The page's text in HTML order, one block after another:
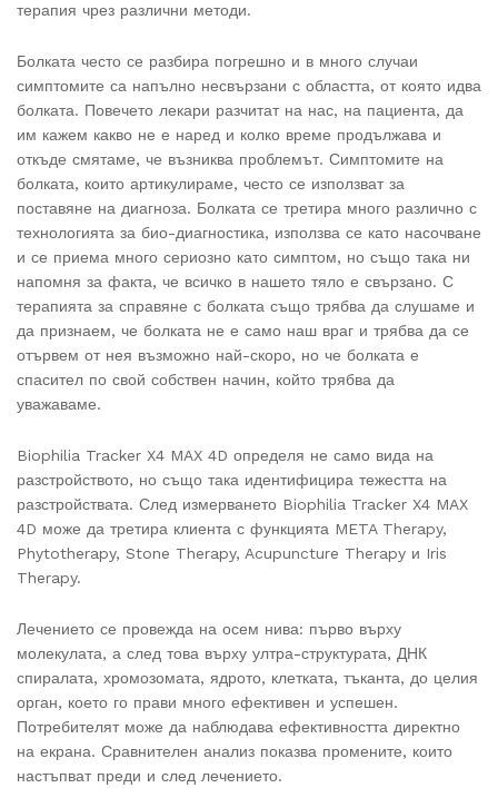
терапия чрез различни методи.
Болката често се разбира погрешно и в много случаи
симптомите са напълно несвързани с областта, от която идва
болката. Повечето лекари разчитат на нас, на пациента, да
им кажем какво не е наред и колко време продължава и
откъде смятаме, че възниква проблемът. Симптомите на
болката, които артикулираме, често се използват за
поставяне на диагноза. Болката се третира много различно с
технологията за био-диагностика, използва се като насочване
и се приема много сериозно като симптом, но също така ни
напомня за факта, че всичко в нашето тяло е свързано. С
терапията за справяне с болката също трябва да слушаме и
да признаем, че болката не е само наш враг и трябва да се
отървем от нея възможно най-скоро, но че болката е
спасител по свой собствен начин, който трябва да
уважаваме.
Biophilia Tracker X4 MAX 4D определя не само вида на
разстройството, но също така идентифицира тежестта на
разстройствата. След измерването Biophilia Tracker X4 MAX
4D може да третира клиента с функцията META Therapy,
Phytotherapy, Stone Therapy, Acupuncture Therapy и Iris
Therapy.
Лечението се провежда на осем нива: първо върху
молекулата, а след това върху ултра-структурата, ДНК
спиралата, хромозомата, ядрото, клетката, тъканта, до целия
орган, което го прави много ефективен и успешен.
Потребителят може да наблюдава ефективността директно
на екрана. Сравнителен анализ показва промените, които
настъпват преди и след лечението.